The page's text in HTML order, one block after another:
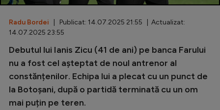
Inedit
Clasamente
Champions League
Europa League
Radu Bordei | Publicat: 14.07.2025 21:55 | Actualizat:
14.07.2025 23:55
Debutul lui Ianis Zicu (41 de ani) pe banca Farului
nu a fost cel așteptat de noul antrenor al
constănțenilor. Echipa lui a plecat cu un punct de
la Botoșani, după o partidă terminată cu un om
mai puțin pe teren.